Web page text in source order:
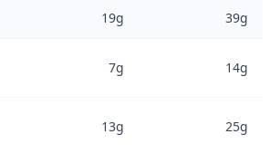
19g 39g
7g 14g
13g 25g